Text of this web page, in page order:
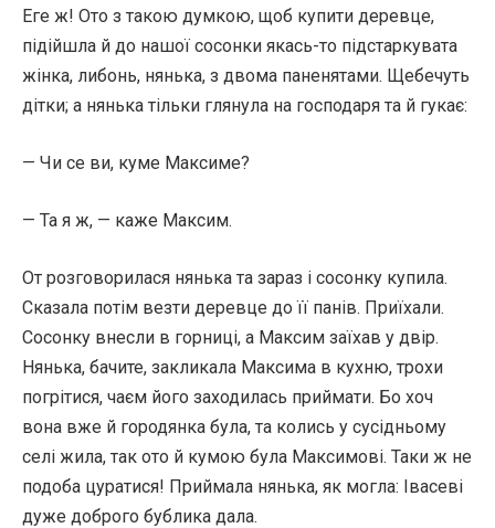
Еге ж! Ото з такою думкою, щоб купити деревце,
підійшла й до нашої сосонки якась-то підстаркувата
жінка, либонь, нянька, з двома паненятами. Щебечуть
дітки; а нянька тільки глянула на господаря та й гукає:
— Чи се ви, куме Максиме?
— Та я ж, — каже Максим.
От розговорилася нянька та зараз і сосонку купила.
Сказала потім везти деревце до її панів. Приїхали.
Сосонку внесли в горниці, а Максим заїхав у двір.
Нянька, бачите, закликала Максима в кухню, трохи
погрітися, чаєм його заходилась приймати. Бо хоч
вона вже й городянка була, та колись у сусідньому
селі жила, так ото й кумою була Максимові. Таки ж не
подоба цуратися! Приймала нянька, як могла: Івасеві
дуже доброго бублика дала.